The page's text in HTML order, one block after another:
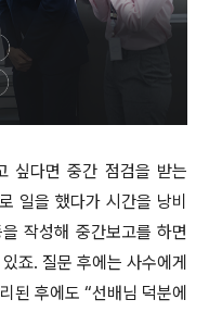
싶다면 중간 점검을 받는
일을 했다가 시간을 낭비
작성해 중간보고를 하면
죠. 질문 후에는 사수에게
된 후에도 “선배님 덕분에